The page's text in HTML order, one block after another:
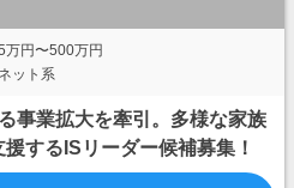
万円〜500万円
ット系
事業拡大を牽引。多様な家族
するISリーダー候補募集！